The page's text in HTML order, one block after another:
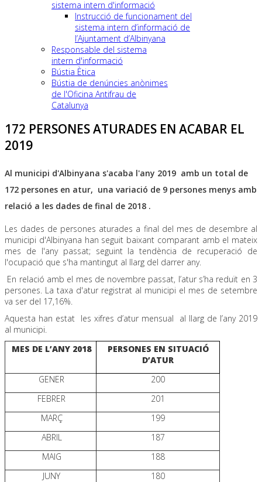
sistema intern d'informació
Instrucció de funcionament del
sistema intern d’informació de
l’Ajuntament d’Albinyana
Responsable del sistema
intern d'informació
Bústia Ètica
Bústia de denúncies anònimes
de l'Oficina Antifrau de
Catalunya
172 PERSONES ATURADES EN ACABAR EL
2019
Al municipi d'Albinyana s'acaba l'any 2019 amb un total de
172 persones en atur, una variació de 9 persones menys amb
relació a les dades de final de 2018 .
Les dades de persones aturades a final del mes de desembre al
municipi d'Albinyana han seguit baixant comparant amb el mateix
mes de l'any passat; seguint la tendència de recuperació de
l'ocupació que s'ha mantingut al llarg del darrer any.
En relació amb el mes de novembre passat, l’atur s’ha reduït en 3
persones. La taxa d'atur registrat al municipi el mes de setembre
va ser del 17,16%.
Aquesta han estat les xifres d’atur mensual al llarg de l’any 2019
al municipi.
MES DE L’ANY 2018
PERSONES EN SITUACIÓ
D’ATUR
GENER
200
FEBRER
201
MARÇ
199
ABRIL
187
MAIG
188
JUNY
180